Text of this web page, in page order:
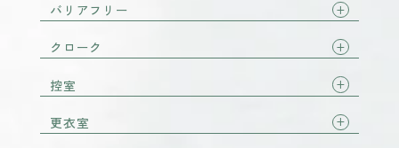
バリアフリー
クローク
控室
更衣室